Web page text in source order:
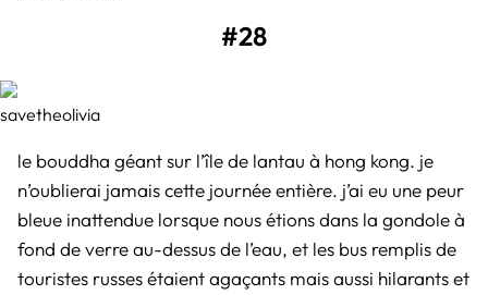
#28
savetheolivia
le bouddha géant sur l’île de lantau à hong kong. je
n’oublierai jamais cette journée entière. j’ai eu une peur
bleue inattendue lorsque nous étions dans la gondole à
fond de verre au-dessus de l’eau, et les bus remplis de
touristes russes étaient agaçants mais aussi hilarants et